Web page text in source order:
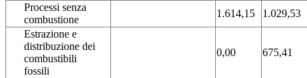
Processi senza
combustione
1.614,15
1.029,53
Estrazione e
distribuzione dei
combustibili
fossili
0,00 675,41